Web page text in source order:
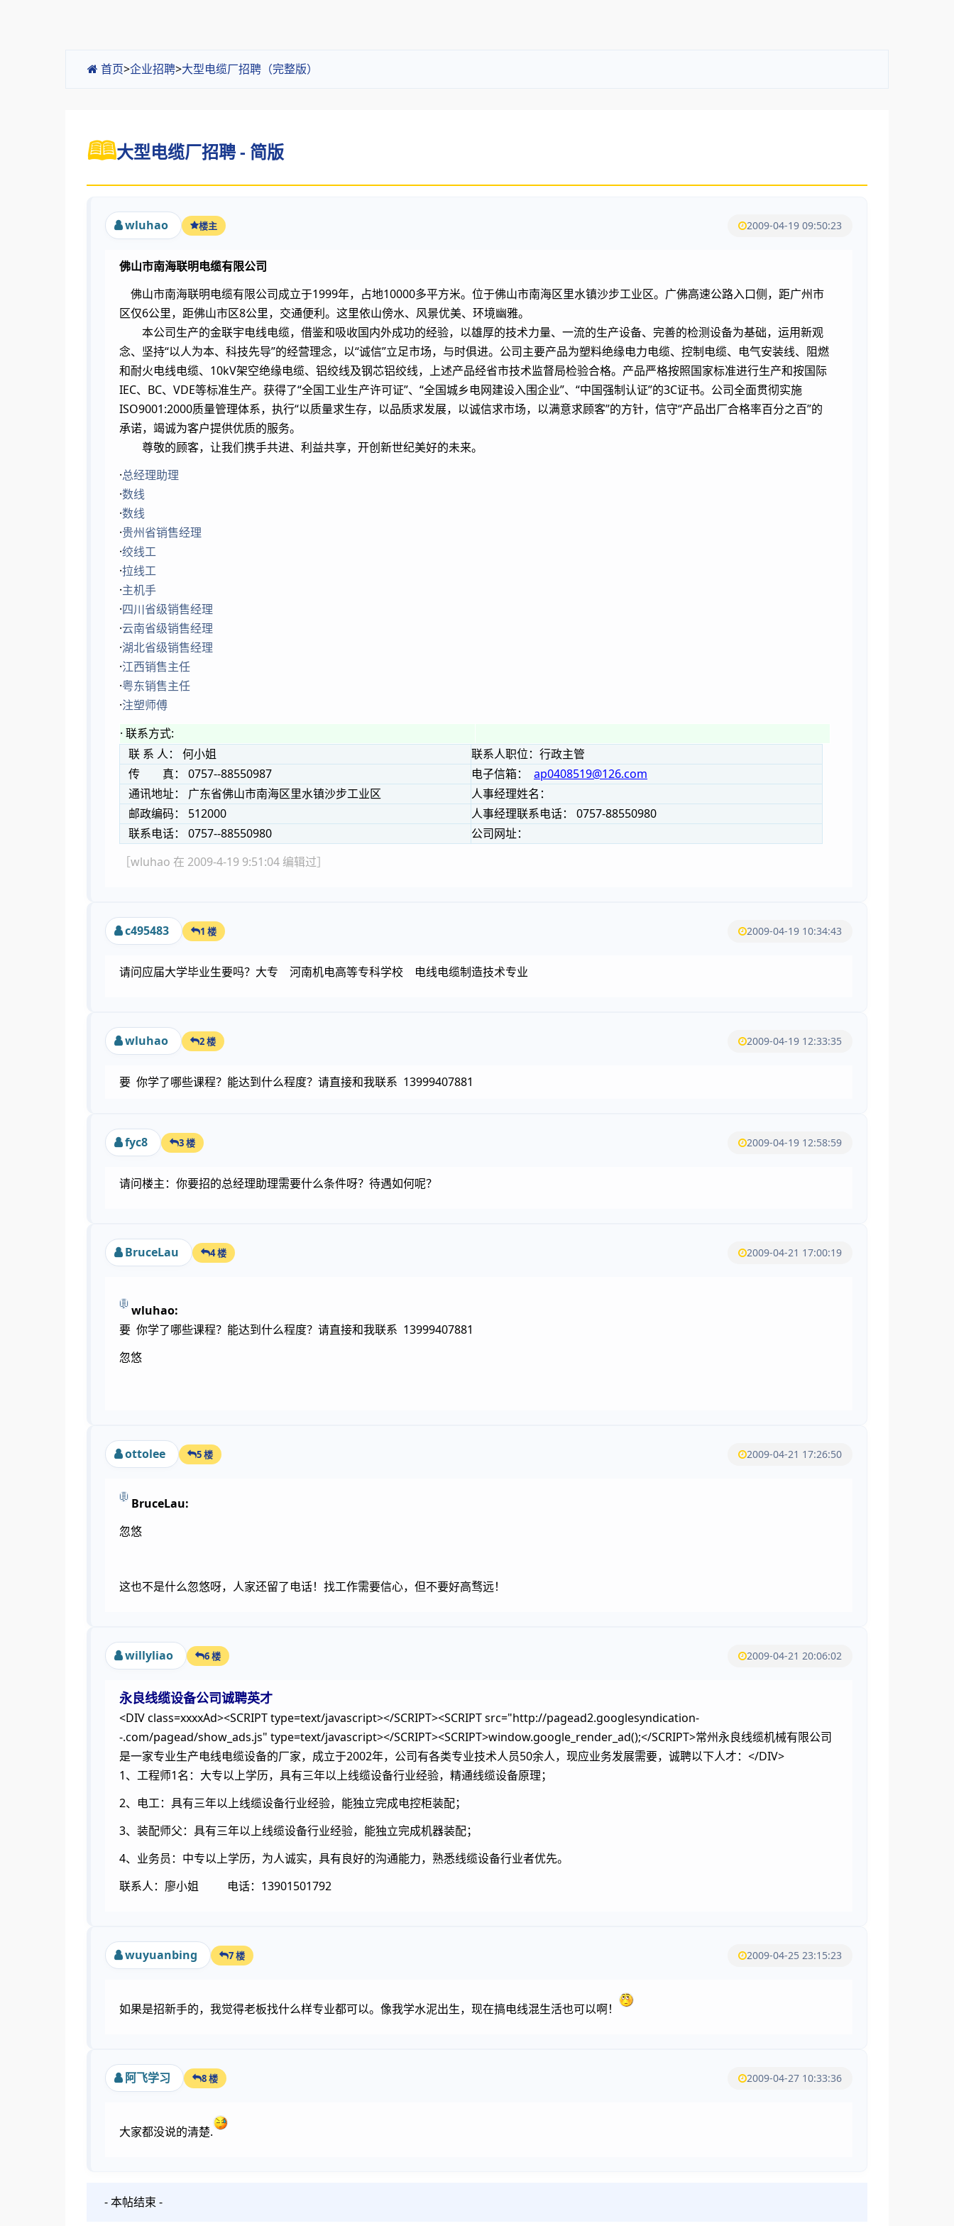
首页>企业招聘>大型电缆厂招聘（完整版）
大型电缆厂招聘 - 简版
wluhao 楼主 2009-04-19 09:50:23
佛山市南海联明电缆有限公司
佛山市南海联明电缆有限公司成立于1999年，占地10000多平方米。位于佛山市南海区里水镇沙步工业区。广佛高速公路入口侧，距广州市
区仅6公里，距佛山市区8公里，交通便利。这里依山傍水、风景优美、环境幽雅。
本公司生产的金联宇电线电缆，借鉴和吸收国内外成功的经验，以雄厚的技术力量、一流的生产设备、完善的检测设备为基础，运用新观
念、坚持“以人为本、科技先导”的经营理念，以“诚信”立足市场，与时俱进。公司主要产品为塑料绝缘电力电缆、控制电缆、电气安装线、阻燃
和耐火电线电缆、10kV架空绝缘电缆、铝绞线及钢芯铝绞线，上述产品经省市技术监督局检验合格。产品严格按照国家标准进行生产和按国际
IEC、BC、VDE等标准生产。获得了“全国工业生产许可证”、“全国城乡电网建设入围企业”、“中国强制认证”的3C证书。公司全面贯彻实施
ISO9001:2000质量管理体系，执行“以质量求生存，以品质求发展，以诚信求市场，以满意求顾客”的方针，信守“产品出厂合格率百分之百”的
承诺，竭诚为客户提供优质的服务。
尊敬的顾客，让我们携手共进、利益共享，开创新世纪美好的未来。
·总经理助理
·数线
·数线
·贵州省销售经理
·绞线工
·拉线工
·主机手
·四川省级销售经理
·云南省级销售经理
·湖北省级销售经理
·江西销售主任
·粤东销售主任
·注塑师傅
· 联系方式:
联 系 人： 何小姐
联系人职位：行政主管
传 真： 0757--88550987
电子信箱： ap0408519@126.com
通讯地址： 广东省佛山市南海区里水镇沙步工业区
人事经理姓名：
邮政编码： 512000
人事经理联系电话： 0757-88550980
联系电话： 0757--88550980
公司网址：
［wluhao 在 2009-4-19 9:51:04 编辑过］
c495483 1 楼 2009-04-19 10:34:43
请问应届大学毕业生要吗？大专 河南机电高等专科学校 电线电缆制造技术专业
wluhao 2 楼 2009-04-19 12:33:35
要 你学了哪些课程？能达到什么程度？请直接和我联系 13999407881
fyc8 3 楼 2009-04-19 12:58:59
请问楼主：你要招的总经理助理需要什么条件呀？待遇如何呢？
BruceLau 4 楼 2009-04-21 17:00:19
wluhao:
要 你学了哪些课程？能达到什么程度？请直接和我联系 13999407881
忽悠
ottolee 5 楼 2009-04-21 17:26:50
BruceLau:
忽悠
这也不是什么忽悠呀，人家还留了电话！找工作需要信心，但不要好高骛远！
willyliao 6 楼 2009-04-21 20:06:02
永良线缆设备公司诚聘英才
<DIV class=xxxxAd><SCRIPT type=text/javascript></SCRIPT><SCRIPT src="http://pagead2.googlesyndication-
-.com/pagead/show_ads.js" type=text/javascript></SCRIPT><SCRIPT>window.google_render_ad();</SCRIPT>常州永良线缆机械有限公司
是一家专业生产电线电缆设备的厂家，成立于2002年，公司有各类专业技术人员50余人，现应业务发展需要，诚聘以下人才：</DIV>
1、工程师1名：大专以上学历，具有三年以上线缆设备行业经验，精通线缆设备原理；
2、电工：具有三年以上线缆设备行业经验，能独立完成电控柜装配；
3、装配师父：具有三年以上线缆设备行业经验，能独立完成机器装配；
4、业务员：中专以上学历，为人诚实，具有良好的沟通能力，熟悉线缆设备行业者优先。
联系人：廖小姐 电话：13901501792
wuyuanbing 7 楼 2009-04-25 23:15:23
如果是招新手的，我觉得老板找什么样专业都可以。像我学水泥出生，现在搞电线混生活也可以啊！
阿飞学习 8 楼 2009-04-27 10:33:36
大家都没说的清楚.
- 本帖结束 -